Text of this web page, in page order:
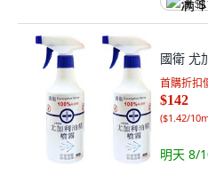
满
國衛 尤
首購折扣
$142
($1.42/
明天 8/